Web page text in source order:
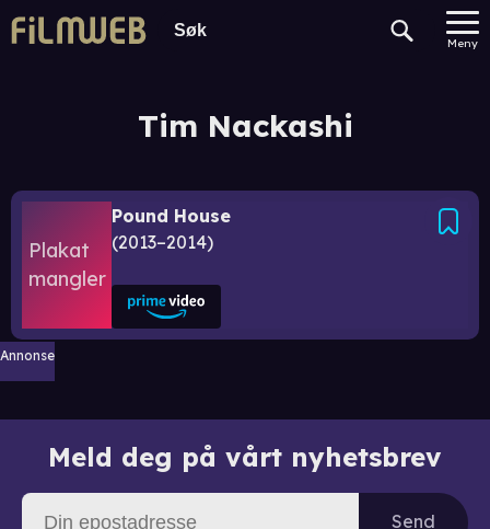
Meny
Tim Nackashi
Pound House
2013–2014
Annonse
Meld deg på vårt nyhetsbrev
Send